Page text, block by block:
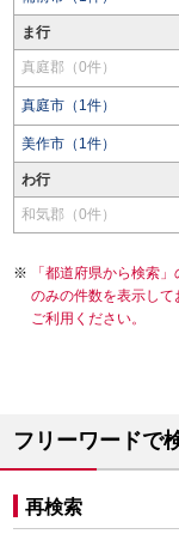
ま行
真庭郡（0件）
真庭市（1件）
美作市（1件）
わ行
和気郡（0件）
「都道府県から検索
のみの件数を表示し
ご利用ください。
フリーワードで
再検索